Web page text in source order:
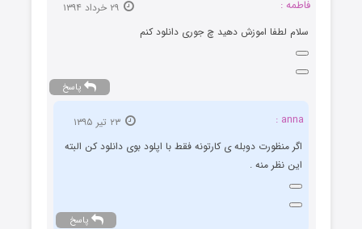
فاطمه :
۲۹ خرداد ۱۳۹۴
سلام لطفا اموزش دهید چ جوری دانلود کنم
پاسخ
anna :
اگر منظورت دوبله ی کارتونه فقط با اپلود بوی دانلود کن البته
این نظر منه .
پاسخ